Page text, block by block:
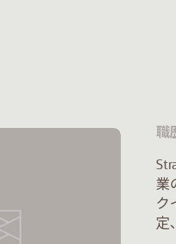
職
業
ク
定